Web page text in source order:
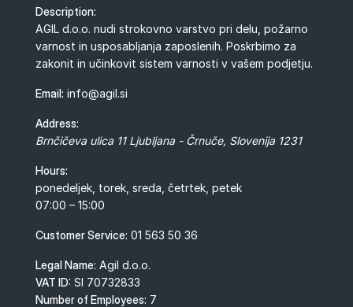
Description:
AGIL d.o.o. nudi strokovno varstvo pri delu, požarno
varnost in usposabljanja zaposlenih. Poskrbimo za
zakonit in učinkovit sistem varnosti v vašem podjetju.
Email: info@agil.si
Address:
Brnčičeva ulica 11 Ljubljana - Črnuče, Slovenija 1231
Hours:
ponedeljek, torek, sreda, četrtek, petek
07:00 – 15:00
Customer Service: 01 563 50 36
Legal Name: Agil d.o.o.
VAT ID: SI 70732833
Number of Employees: 7